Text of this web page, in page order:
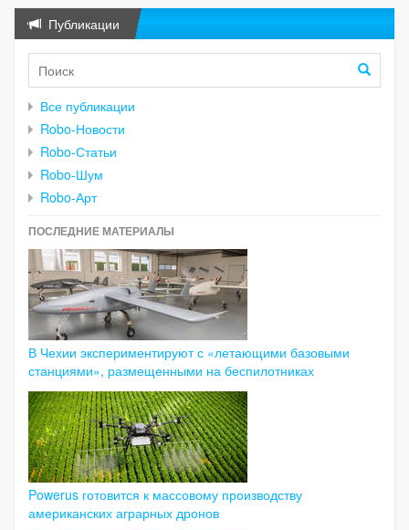
Публикации
Все публикации
Robo-Новости
Robo-Статьи
Robo-Шум
Robo-Арт
ПОСЛЕДНИЕ МАТЕРИАЛЫ
В Чехии экспериментируют с «летающими базовыми
станциями», размещенными на беспилотниках
Powerus готовится к массовому производству
американских аграрных дронов